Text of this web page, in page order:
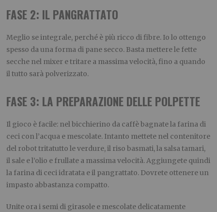
FASE 2: IL PANGRATTATO
Meglio se integrale, perché è più ricco di fibre. Io lo ottengo
spesso da una forma di pane secco. Basta mettere le fette
secche nel mixer e tritare a massima velocità, fino a quando
il tutto sarà polverizzato.
FASE 3: LA PREPARAZIONE DELLE POLPETTE
Il gioco è facile: nel bicchierino da caffè bagnate la farina di
ceci con l’acqua e mescolate. Intanto mettete nel contenitore
del robot tritatutto le verdure, il riso basmati, la salsa tamari,
il sale e l’olio e frullate a massima velocità. Aggiungete quindi
la farina di ceci idratata e il pangrattato. Dovrete ottenere un
impasto abbastanza compatto.
Unite ora i semi di girasole e mescolate delicatamente